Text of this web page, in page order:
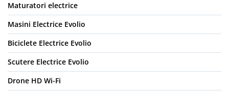
Maturatori electrice
Masini Electrice Evolio
Biciclete Electrice Evolio
Scutere Electrice Evolio
Drone HD Wi-Fi